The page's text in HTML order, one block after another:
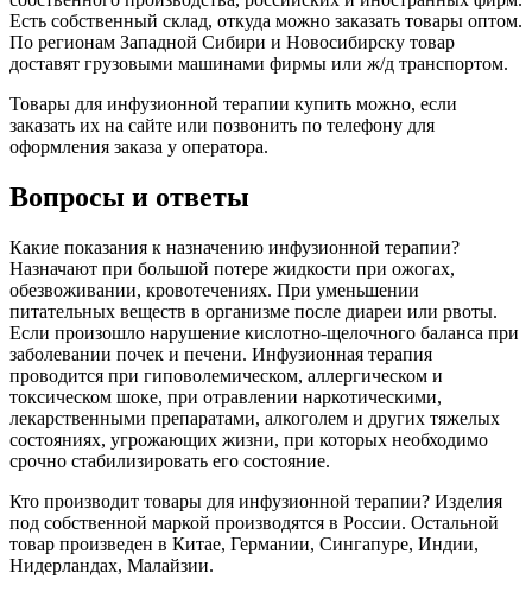
Есть собственный склад, откуда можно заказать товары оптом.
По регионам Западной Сибири и Новосибирску товар
доставят грузовыми машинами фирмы или ж/д транспортом.
Товары для инфузионной терапии купить можно, если
заказать их на сайте или позвонить по телефону для
оформления заказа у оператора.
Вопросы и ответы
Какие показания к назначению инфузионной терапии?
Назначают при большой потере жидкости при ожогах,
обезвоживании, кровотечениях. При уменьшении
питательных веществ в организме после диареи или рвоты.
Если произошло нарушение кислотно-щелочного баланса при
заболевании почек и печени. Инфузионная терапия
проводится при гиповолемическом, аллергическом и
токсическом шоке, при отравлении наркотическими,
лекарственными препаратами, алкоголем и других тяжелых
состояниях, угрожающих жизни, при которых необходимо
срочно стабилизировать его состояние.
Кто производит товары для инфузионной терапии? Изделия
под собственной маркой производятся в России. Остальной
товар произведен в Китае, Германии, Сингапуре, Индии,
Нидерландах, Малайзии.